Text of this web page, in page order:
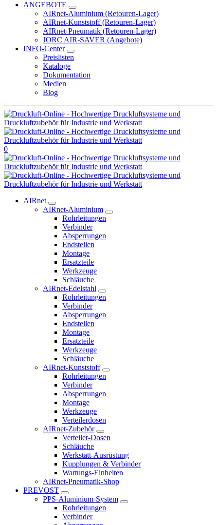
ANGEBOTE
AIRnet-Aluminium (Retouren-Lager)
AIRnet-Kunststoff (Retouren-Lager)
AIRnet-Pneumatik (Retouren-Lager)
JORC AIR-SAVER (Angebote)
INFO-Center
Preislisten
Kataloge
Dokumentation
Medien
Blog
0
AIRnet
AIRnet-Aluminium
Rohrleitungen
Verbinder
Absperrungen
Endstellen
Montage
Ersatzteile
Werkzeuge
Schläuche
AIRnet-Edelstahl
Rohrleitungen
Verbinder
Absperrungen
Endstellen
Montage
Ersatzteile
Werkzeuge
Schläuche
AIRnet-Kunststoff
Rohrleitungen
Verbinder
Absperrungen
Montage
Werkzeuge
Verteilerdosen
AIRnet-Zubehör
Verteiler-Dosen
Schläuche
Werkstatt-Ausrüstung
Kupplungen & Verbinder
Wartungs-Einheiten
AIRnet-Pneumatik-Shop
PREVOST
PPS-Aluminium-System
Rohrleitungen
Verbinder